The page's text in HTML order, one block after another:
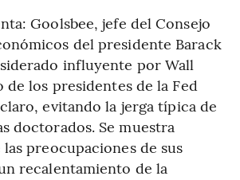
Goolsbee, jefe del Consejo
del presidente Barack
influyente por Wall
de los presidentes de la Fed
evitando la jerga típica de
doctorados. Se muestra
preocupaciones de sus
recalentamiento de la